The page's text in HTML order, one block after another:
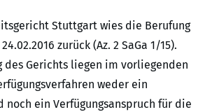
Stuttgart wies die Berufung
zurück (Az. 2 SaGa 1/15).
des Gerichts liegen im vorliegenden
weder ein
noch ein Verfügungsanspruch für die